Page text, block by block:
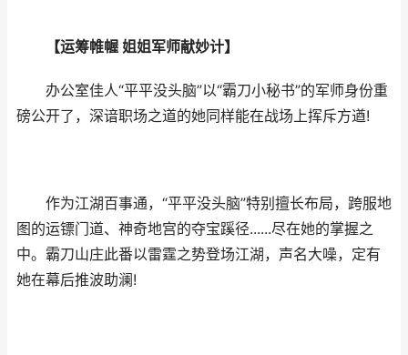
【运筹帷幄 姐姐军师献妙计】
办公室佳人“平平没头脑”以“霸刀小秘书”的军师身份重
磅公开了，深谙职场之道的她同样能在战场上挥斥方遒!
作为江湖百事通，“平平没头脑”特别擅长布局，跨服地
图的运镖门道、神奇地宫的夺宝蹊径......尽在她的掌握之
中。霸刀山庄此番以雷霆之势登场江湖，声名大噪，定有
她在幕后推波助澜!